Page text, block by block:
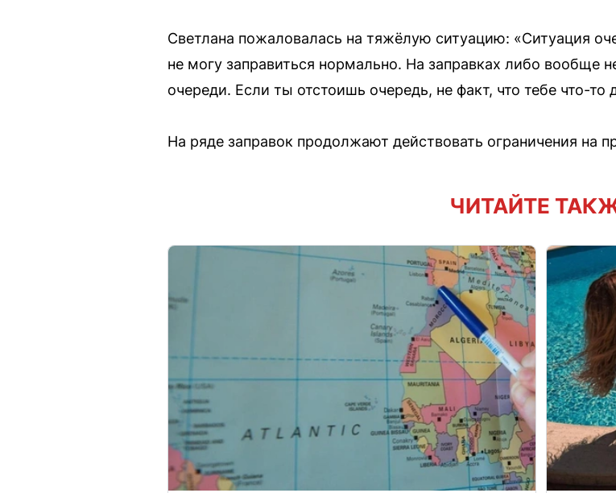
Светлана пожаловалась на тяжёлую ситуацию: «Ситуация
не могу заправиться нормально. На заправках либо вообще
очереди. Если ты отстоишь очередь, не факт, что тебе что-то
На ряде заправок продолжают действовать ограничения на
ЧИТАЙТЕ